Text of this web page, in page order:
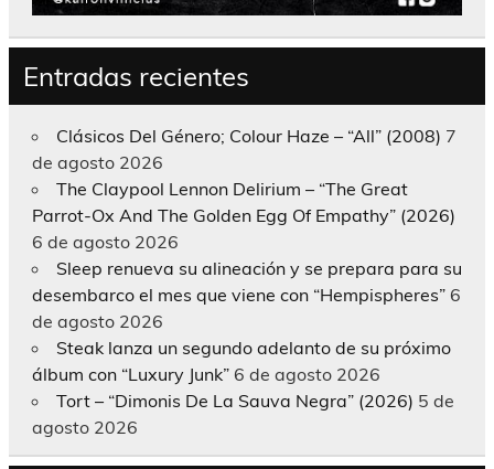
Entradas recientes
Clásicos Del Género; Colour Haze – “All” (2008) 7
de agosto 2026
The Claypool Lennon Delirium – “The Great
Parrot-Ox And The Golden Egg Of Empathy” (2026)
6 de agosto 2026
Sleep renueva su alineación y se prepara para su
desembarco el mes que viene con “Hempispheres” 6
de agosto 2026
Steak lanza un segundo adelanto de su próximo
álbum con “Luxury Junk” 6 de agosto 2026
Tort – “Dimonis De La Sauva Negra” (2026) 5 de
agosto 2026